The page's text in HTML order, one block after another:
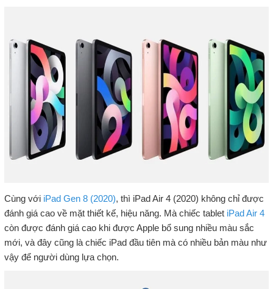
Cùng với iPad Gen 8 (2020), thì iPad Air 4 (2020) không chỉ được
đánh giá cao về mặt thiết kế, hiệu năng. Mà chiếc tablet iPad Air 4
còn được đánh giá cao khi được Apple bổ sung nhiều màu sắc
mới, và đây cũng là chiếc iPad đầu tiên mà có nhiều bản màu như
vậy để người dùng lựa chọn.